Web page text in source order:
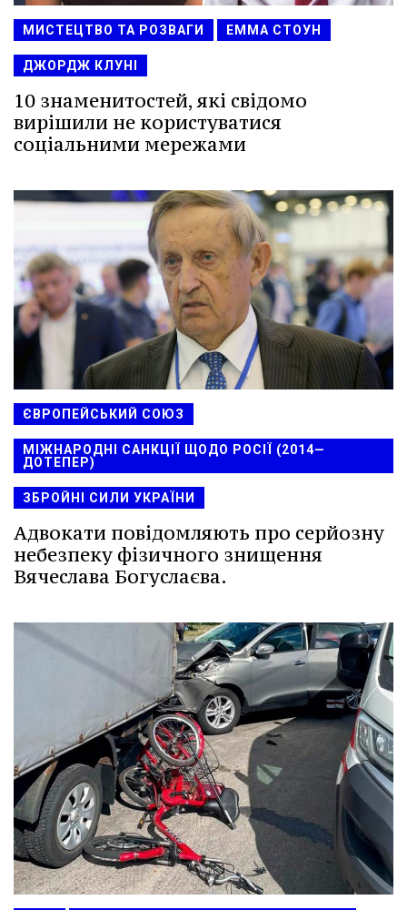
МИСТЕЦТВО ТА РОЗВАГИ ЕММА СТОУН
ДЖОРДЖ КЛУНІ
10 знаменитостей, які свідомо
вирішили не користуватися
соціальними мережами
ЄВРОПЕЙСЬКИЙ СОЮЗ
МІЖНАРОДНІ САНКЦІЇ ЩОДО РОСІЇ (2014—
ДОТЕПЕР)
ЗБРОЙНІ СИЛИ УКРАЇНИ
Адвокати повідомляють про серйозну
небезпеку фізичного знищення
Вячеслава Богуслаєва.